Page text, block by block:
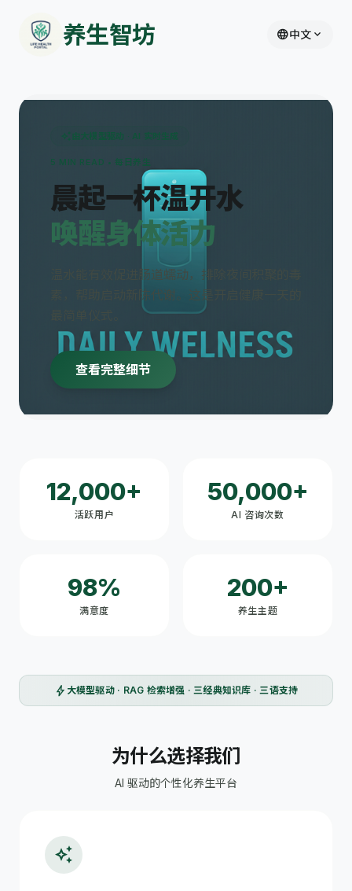
养生智坊 language中文 expand_more
auto_awesome 由大模型驱动 · AI 实时生成
5 MIN READ • 每日养生
晨起一杯温开水
唤醒身体活力
温水能有效促进肠道蠕动，排除夜间积聚的毒
素，帮助启动新陈代谢。这是开启健康一天的
查看完整细节
12,000+
活跃用户
50,000+
AI 咨询次数
98%
满意度
200+
养生主题
bolt 大模型驱动 · RAG 检索增强 · 三经典知识库 · 三语支持
为什么选择我们
AI 驱动的个性化养生平台
auto_awesome